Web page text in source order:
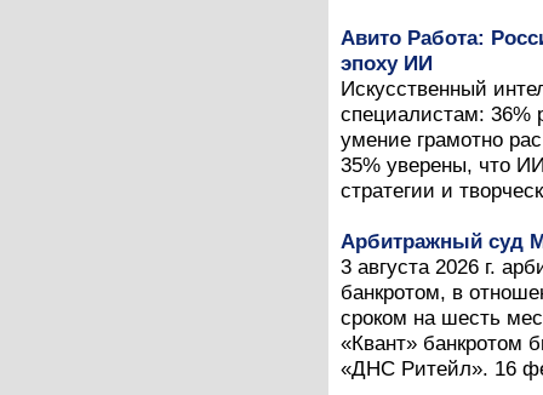
Авито Работа:
эпоху ИИ
Искусственный
специалистам: 36%
умение грамотно
35% уверены, что
стратегии и
Арбитражный суд
3 августа 2026 г.
банкротом, в
сроком на шесть
«Квант» банкротом
«ДНС Ритейл». 16